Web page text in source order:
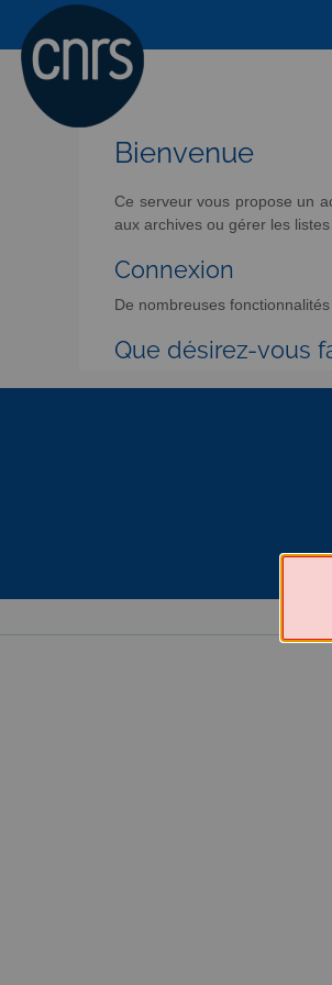
Bienvenue
Ce serveur vous propose un
aux archives ou gérer les
Connexion
De nombreuses
Que désirez-vous